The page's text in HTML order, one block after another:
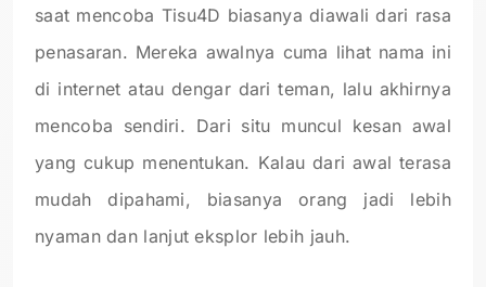
saat mencoba Tisu4D biasanya diawali dari rasa
penasaran. Mereka awalnya cuma lihat nama ini
di internet atau dengar dari teman, lalu akhirnya
mencoba sendiri. Dari situ muncul kesan awal
yang cukup menentukan. Kalau dari awal terasa
mudah dipahami, biasanya orang jadi lebih
nyaman dan lanjut eksplor lebih jauh.